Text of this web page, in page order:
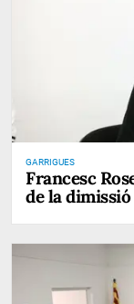
GARRIGUES
Francesc
de la